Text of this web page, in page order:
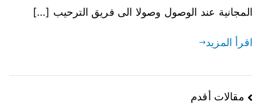
المجانية عند الوصول وصولا الى فريق الترحيب […]
اقرأ المزيد
مقالات أقدم